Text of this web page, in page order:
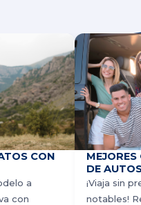
CON
a
con
DE
¡Viaja sin
notables!